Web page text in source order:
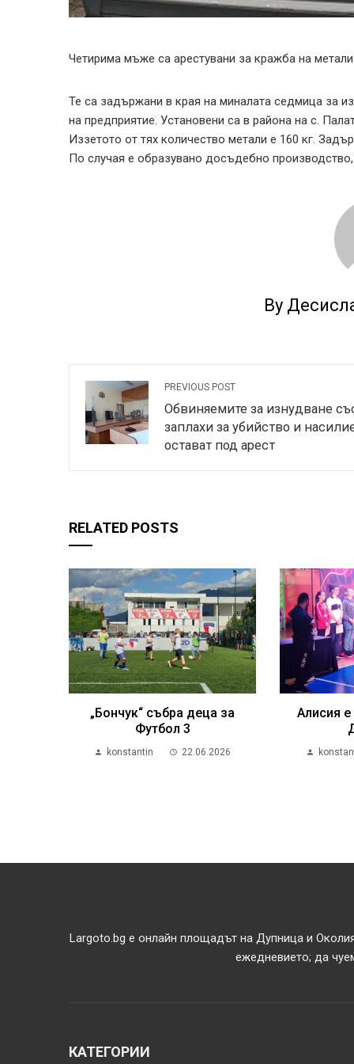
Четирима мъже са арестувани за кражба на метали.
Те са задържани в края на миналата седмица за
на предприятие. Установени са в района на с.
Иззетото от тях количество метали е 160 кг.
По случая е образувано досъдебно
By
PREVIOUS POST
Обвиняемите за изнудване
заплахи за убийство и
остават под арест
RELATED POSTS
„Бончук“ събра деца за
Футбол 3
konstantin 22.06.2026
Алисия
Largoto.bg е онлайн площадът на Дупница и
ежедневието; да
КАТЕГОРИИ